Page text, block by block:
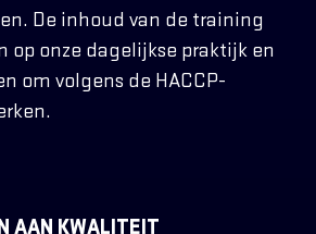
De inhoud van de training
op onze dagelijkse praktijk en
om volgens de HACCP-
AAN KWALITEIT